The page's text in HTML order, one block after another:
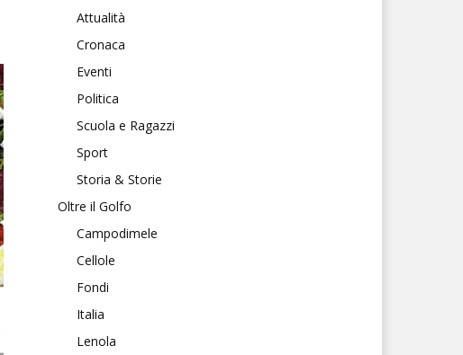
Attualità
Cronaca
Eventi
Politica
Scuola e Ragazzi
Sport
Storia & Storie
Oltre il Golfo
Campodimele
Cellole
Fondi
Italia
Lenola